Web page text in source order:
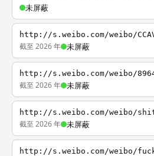
未屏蔽
http://s.weibo.com/weibo/
截至 2026 年 未屏蔽
http://s.weibo.com/weibo/
截至 2026 年 未屏蔽
http://s.weibo.com/weibo/
截至 2026 年 未屏蔽
http://s.weibo.com/weibo/